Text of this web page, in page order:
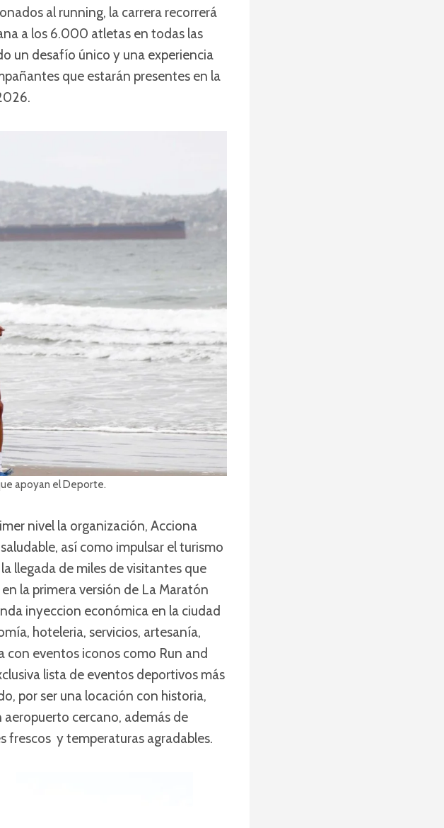
al running, la carrera recorrerá
a los 6.000 atletas en todas las
un desafío único y una experiencia
que estarán presentes en la
apoyan el Deporte.
nivel la organización, Acciona
así como impulsar el turismo
llegada de miles de visitantes que
la primera versión de La Maratón
inyeccion económica en la ciudad
hoteleria, servicios, artesanía,
con eventos iconos como Run and
lista de eventos deportivos más
por ser una locación con historia,
cercano, además de
frescos y temperaturas agradables.